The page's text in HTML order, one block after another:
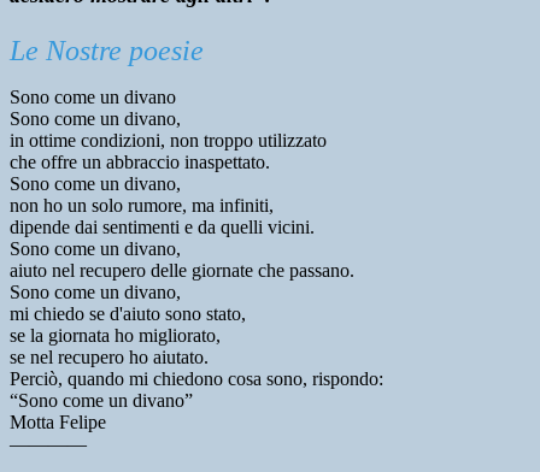
Le Nostre poesie
Sono come un divano
Sono come un divano,
in ottime condizioni, non troppo utilizzato
che offre un abbraccio inaspettato.
Sono come un divano,
non ho un solo rumore, ma infiniti,
dipende dai sentimenti e da quelli vicini.
Sono come un divano,
aiuto nel recupero delle giornate che passano.
Sono come un divano,
mi chiedo se d'aiuto sono stato,
se la giornata ho migliorato,
se nel recupero ho aiutato.
Perciò, quando mi chiedono cosa sono, rispondo:
“Sono come un divano”
Motta Felipe
————